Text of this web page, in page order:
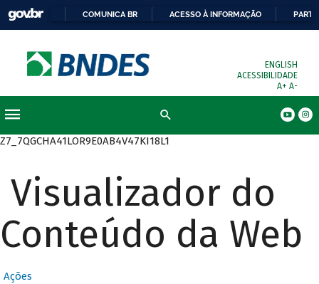
COMUNICA BR ACESSO À INFORMAÇÃO
ENGLISH
ACESSIBILIDADE
A+ A-
Z7_7QGCHA41LOR9E0AB4V47KI18L1
Visualizador do
Conteúdo da Web
Ações